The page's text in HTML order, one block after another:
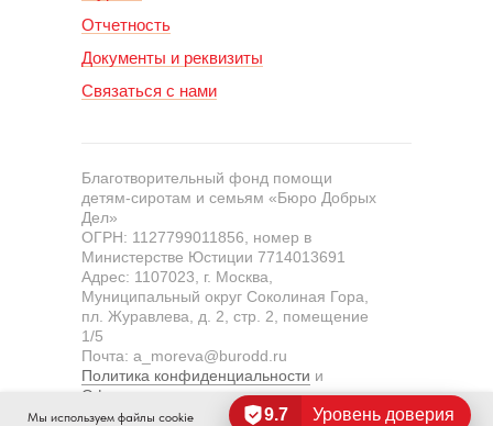
Благотворительный фонд помощи
детям-сиротам и семьям «Бюро Добрых
Дел»
ОГРН: 1127799011856, номер в
Министерстве Юстиции 7714013691
Адрес: 1107023, г. Москва,
Муниципальный округ Соколиная Гора,
пл. Журавлева, д. 2, стр. 2, помещение
1/5
Почта: a_moreva@burodd.ru
Политика конфиденциальности и
Оферта пожертвования
Отчетность
Документы и реквизиты
Связаться с нами
Мы используем файлы cookie 9.7 Уровень доверия